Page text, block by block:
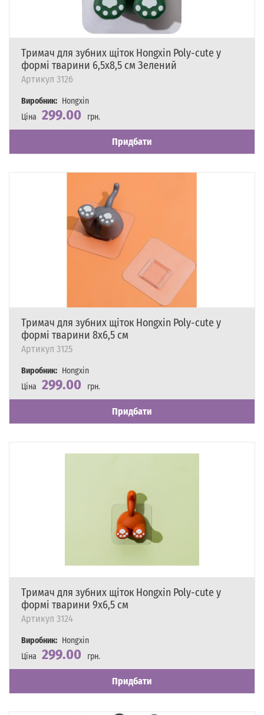
Тримач для зубних щіток Hongxin Poly-cute у
формі тварини 6,5х8,5 см Зелений
Артикул 3126
Виробник: Hongxin
Ціна 299.00
грн.
Наявність
Є в наявності
Придбати
Тримач для зубних щіток Hongxin Poly-cute у
формі тварини 8х6,5 см
Артикул 3125
Виробник: Hongxin
Ціна 299.00
грн.
Наявність
Є в наявності
Придбати
Тримач для зубних щіток Hongxin Poly-cute у
формі тварини 9х6,5 см
Артикул 3124
Виробник: Hongxin
Ціна 299.00
грн.
Наявність
Є в наявності
Придбати